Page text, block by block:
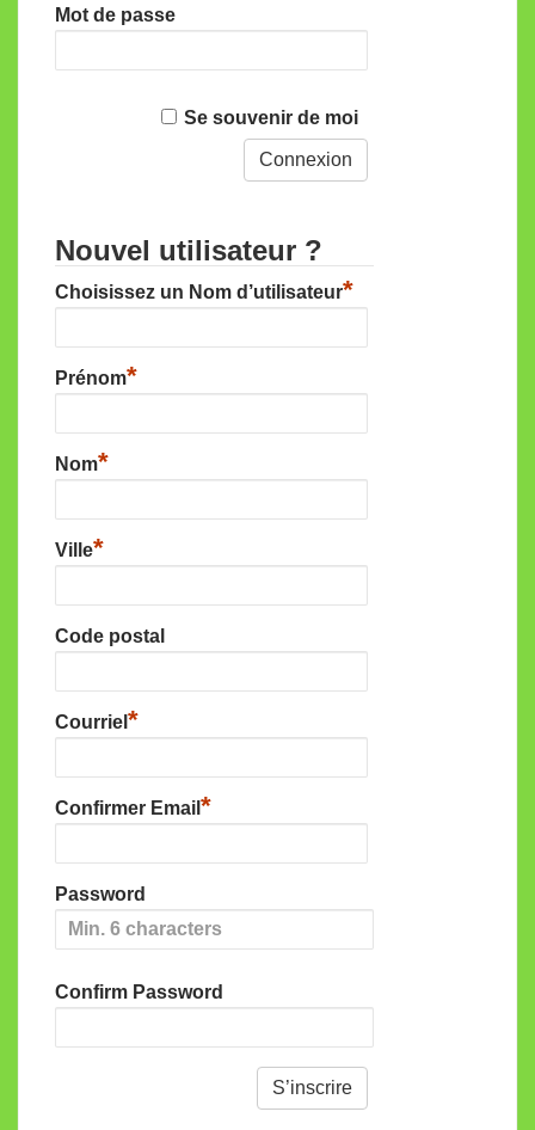
Mot de passe
Se souvenir de moi
Nouvel utilisateur ?
Choisissez un Nom d’utilisateur*
Prénom*
Nom*
Ville*
Code postal
Courriel *
Confirmer Email *
Password
Confirm Password